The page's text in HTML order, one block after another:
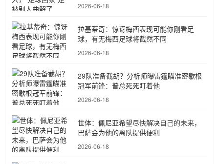
2026-06-18
拉基蒂奇：惊讶梅西表现可能你刚看足
球，有无梅西足球将截然不同
2026-06-18
29队准备截胡？分析师曝雷霆瞄准密歇根
冠军前锋：普总死死盯着他
2026-06-18
世体：佩尼亚希望尽快解决自己的未来，
巴萨会为他的离队提供便利
2026-06-18